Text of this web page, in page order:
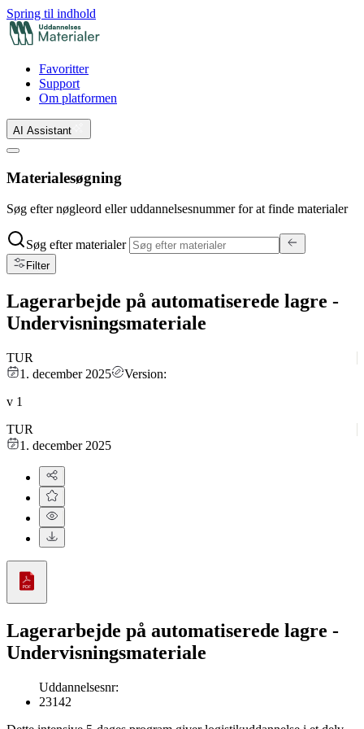
Spring til indhold
Favoritter
Support
Om platformen
AI Assistant
Materialesøgning
Søg efter nøgleord eller uddannelsesnummer for at finde materialer
Søg efter materialer
Filter
Lagerarbejde på automatiserede lagre -
Undervisningsmateriale
TUR
1. december 2025
Version:
v 1
TUR
1. december 2025
Lagerarbejde på automatiserede lagre -
Undervisningsmateriale
Uddannelsesnr:
23142